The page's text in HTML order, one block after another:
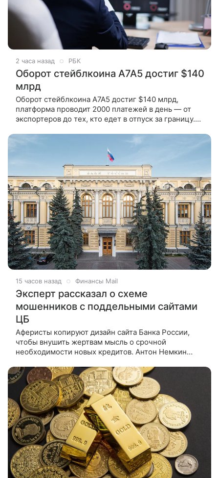
2 часа назад РБК
Оборот стейблкоина А7А5 достиг $140
млрд
Оборот стейблкоина А7А5 достиг $140 млрд,
платформа проводит 2000 платежей в день — от
экспортеров до тех, кто едет в отпуск за границу.
15 часов назад Финансы Mail
Эксперт рассказал о схеме
мошенников с поддельными сайтами
ЦБ
Аферисты копируют дизайн сайта Банка России,
чтобы внушить жертвам мысль о срочной
необходимости новых кредитов. Антон Немкин
мошенничества, и посоветовал, как